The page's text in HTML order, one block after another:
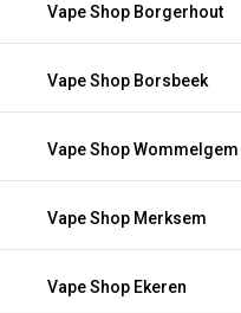
Vape Shop Borgerhout
Vape Shop Borsbeek
Vape Shop Wommelgem
Vape Shop Merksem
Vape Shop Ekeren